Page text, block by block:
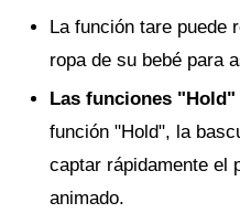
La función tare puede
ropa de su bebé para
Las funciones "Hold"
función "Hold", la
captar rápidamente el
animado.